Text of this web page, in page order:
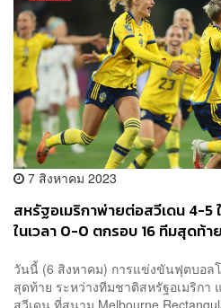
7 สิงหาคม 2023
สหรัฐอเมริกาพ่ายต่อสวีเดน 4-5
ในเวลา 0-0 ตกรอบ 16 ทีมสุดท้
วันนี้ (6 สิงหาคม) การแข่งขันฟุตบอล
สุดท้าย ระหว่างทีมชาติสหรัฐอเมริก
สวีเดน ที่สนาม Melbourne